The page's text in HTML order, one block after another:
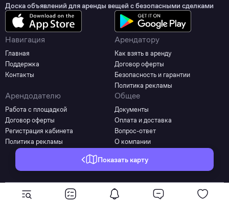
Показать карту
Доска объявлений для аренды вещей с безопасными сделками
Навигация
Главная
Поддержка
Контакты
Арендатору
Как взять в аренду
Договор оферты
Безопасность и гарантии
Политика рекламы
Арендодателю
Работа с площадкой
Договор оферты
Регистрация кабинета
Политика рекламы
Общее
Документы
Оплата и доставка
Вопрос-ответ
О компании